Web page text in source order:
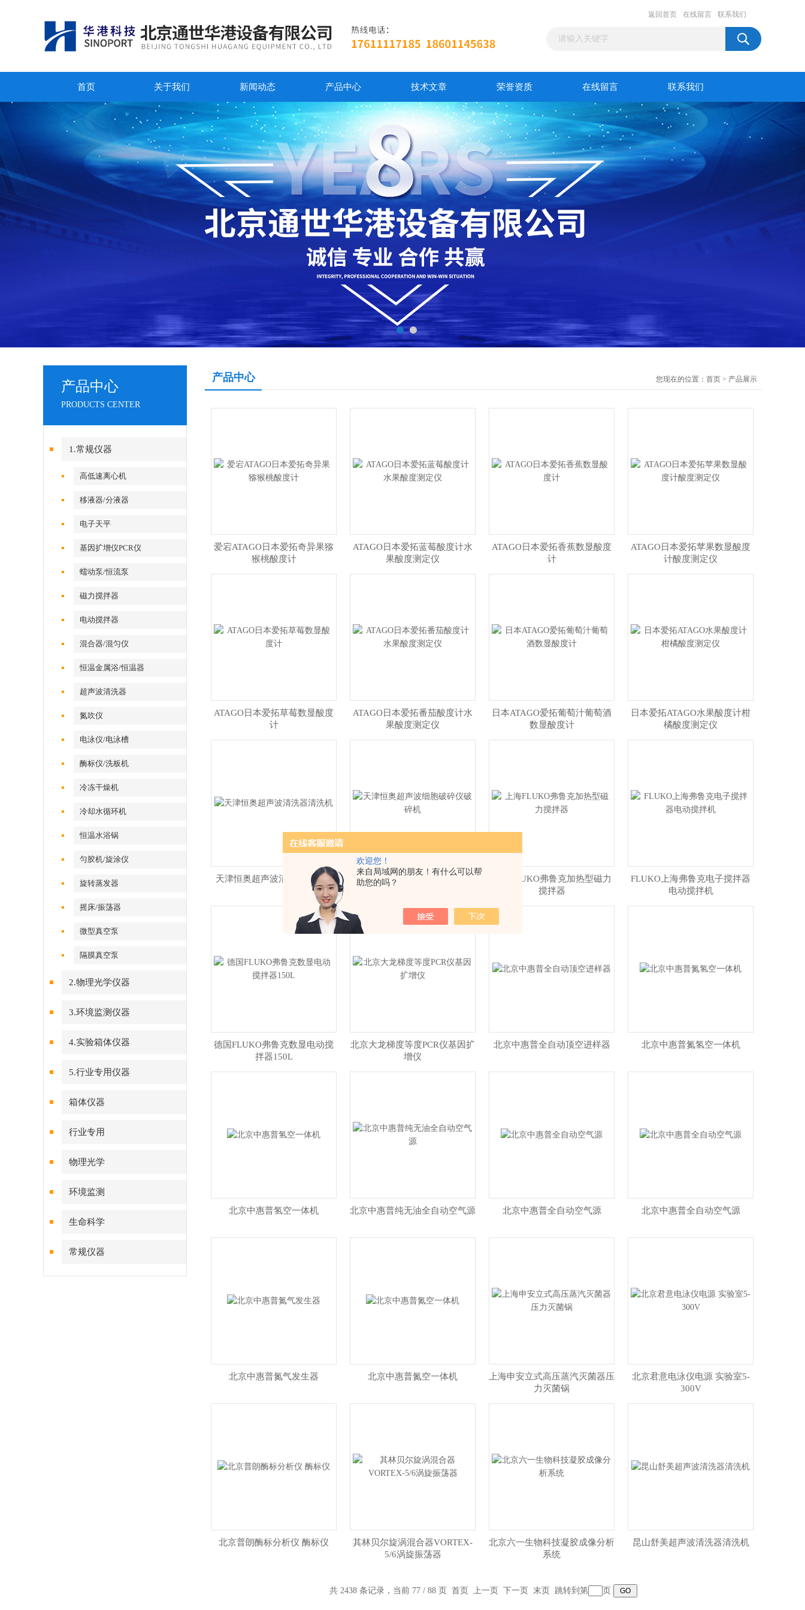
欢迎您！
来自局域网的朋友！有什么可以帮
助您的吗？
返回首页 在线留言 联系我们
首页 关于我们 新闻动态 产品中心 技术文章 荣誉资质 在线留言 联系我们
产品中心
PRODUCTS CENTER
1.常规仪器
高低速离心机
移液器/分液器
电子天平
基因扩增仪PCR仪
蠕动泵/恒流泵
磁力搅拌器
电动搅拌器
混合器/混匀仪
恒温金属浴/恒温器
超声波清洗器
氮吹仪
电泳仪/电泳槽
酶标仪/洗板机
冷冻干燥机
冷却水循环机
恒温水浴锅
匀胶机/旋涂仪
旋转蒸发器
摇床/振荡器
微型真空泵
隔膜真空泵
2.物理光学仪器
3.环境监测仪器
4.实验箱体仪器
5.行业专用仪器
箱体仪器
行业专用
物理光学
环境监测
生命科学
常规仪器
产品中心 您现在的位置： 首页 > 产品展示
爱宕ATAGO日本爱拓奇异果猕
猴桃酸度计
ATAGO日本爱拓蓝莓酸度计水
果酸度测定仪
ATAGO日本爱拓香蕉数显酸度
计
ATAGO日本爱拓苹果数显酸度
计酸度测定仪
ATAGO日本爱拓草莓数显酸度
计
ATAGO日本爱拓番茄酸度计水
果酸度测定仪
日本ATAGO爱拓葡萄汁葡萄酒
数显酸度计
日本爱拓ATAGO水果酸度计柑
橘酸度测定仪
天津恒奥超声波清洗器清洗机
天津恒奥超声波细胞破碎仪破碎
上海FLUKO弗鲁克加热型磁力
搅拌器
FLUKO上海弗鲁克电子搅拌器
电动搅拌机
德国FLUKO弗鲁克数显电动搅
拌器150L
北京大龙梯度等度PCR仪基因扩
增仪
北京中惠普全自动顶空进样器 北京中惠普氮氢空一体机
北京中惠普氢空一体机 北京中惠普纯无油全自动空气源 北京中惠普全自动空气源 北京中惠普全自动空气源
北京中惠普氮气发生器 北京中惠普氮空一体机
上海申安立式高压蒸汽灭菌器压
力灭菌锅
北京君意电泳仪电源 实验室5-
300V
北京普朗酶标分析仪 酶标仪
其林贝尔旋涡混合器VORTEX-
5/6涡旋振荡器
北京六一生物科技凝胶成像分析
系统
昆山舒美超声波清洗器清洗机
共 2438 条记录，当前 77 / 88 页 首页 上一页 下一页 末页 跳转到第 页